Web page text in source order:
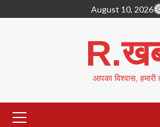
to
August 10, 2026
आपका विश्वास, हमारी
Menu